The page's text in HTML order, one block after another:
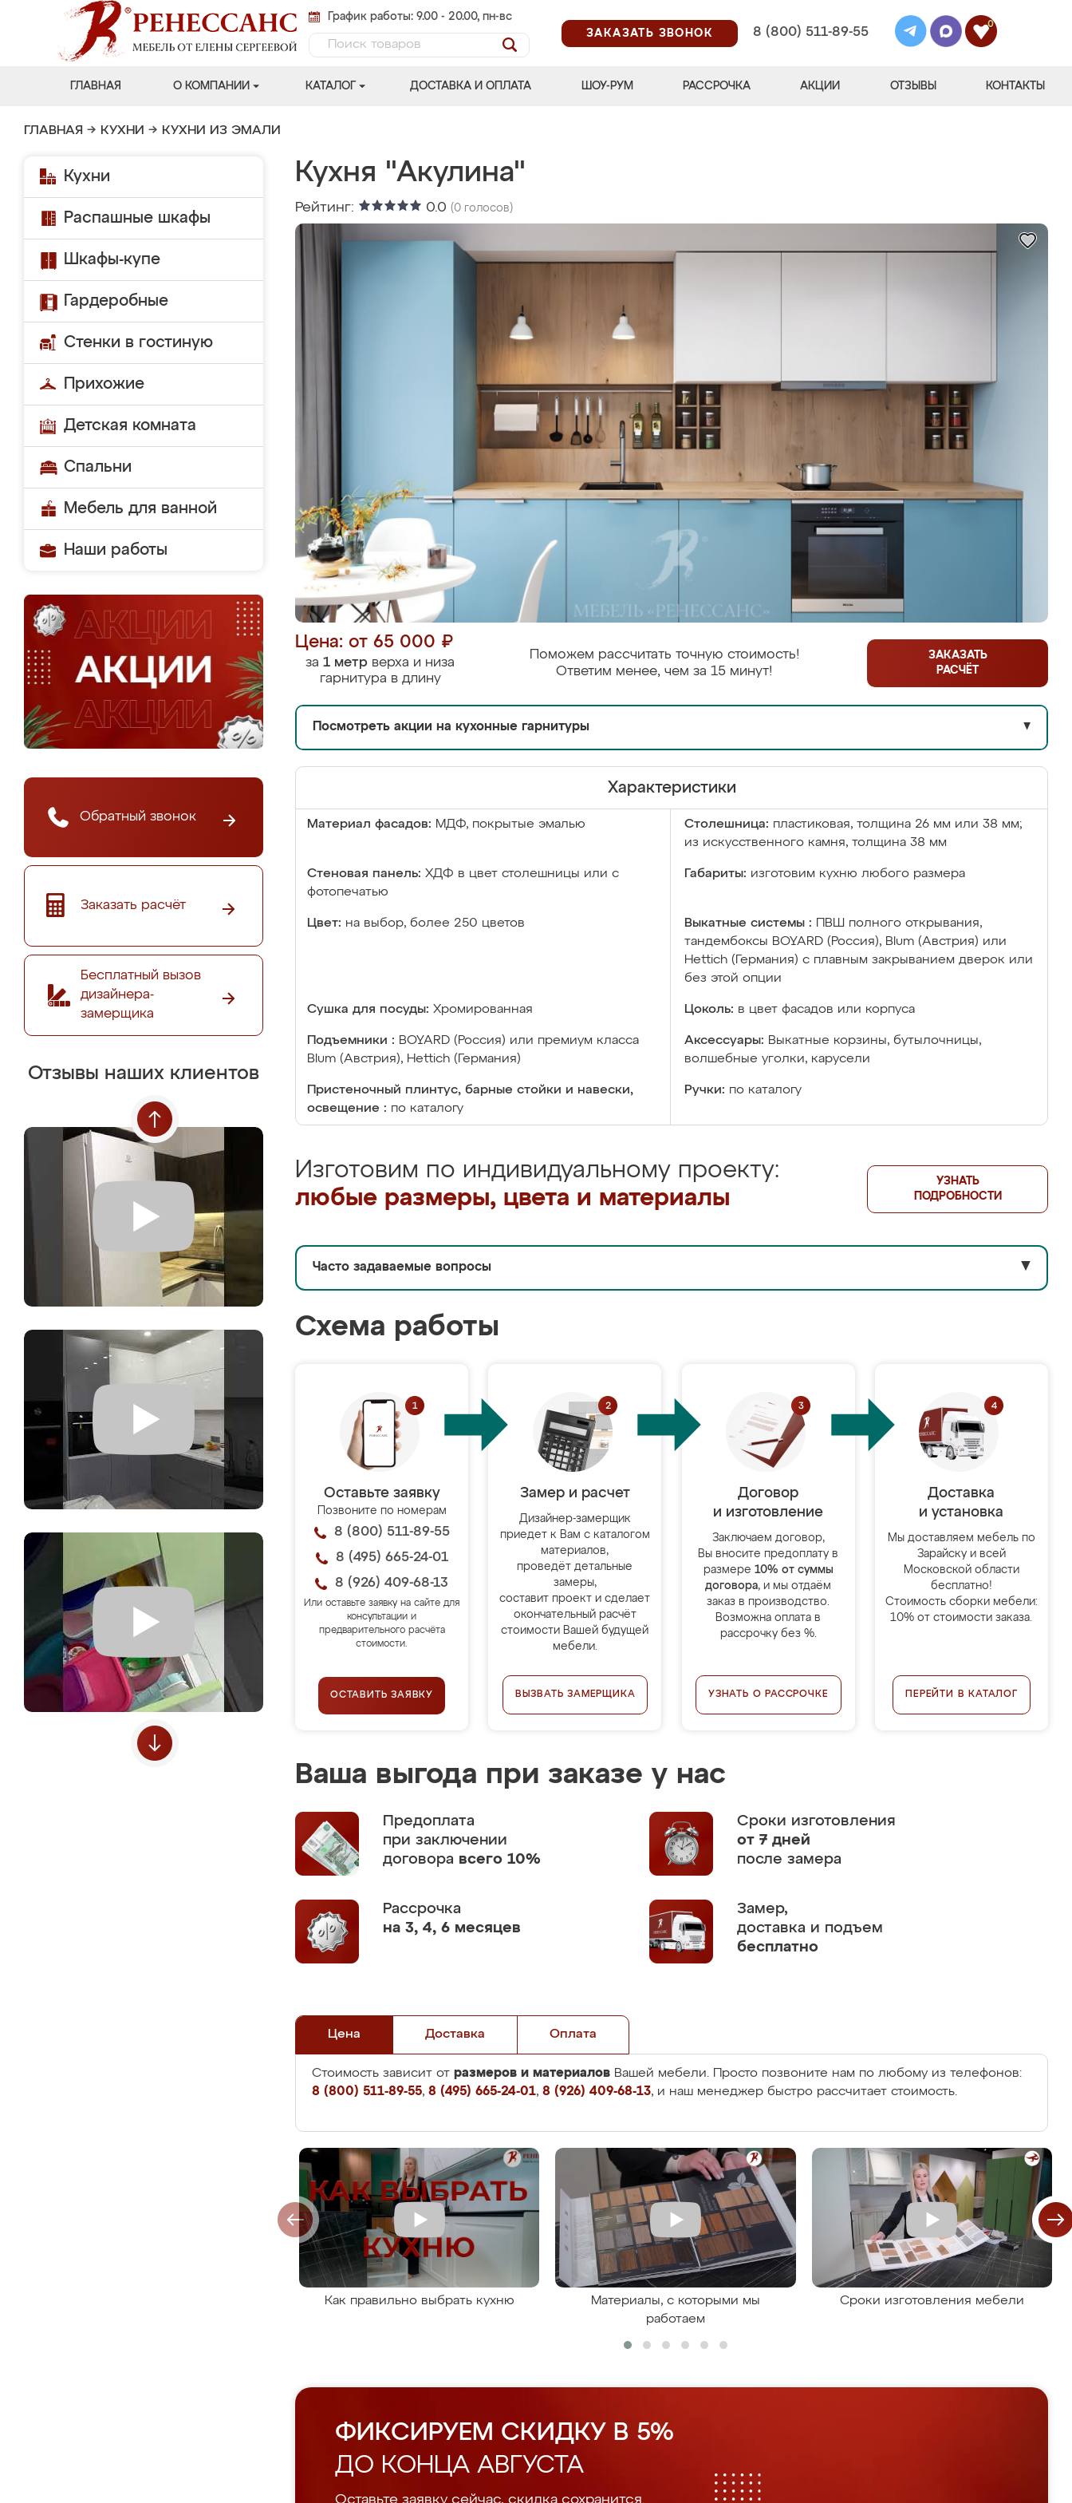
График работы: 9.00 - 20.00, пн-вс
ЗАКАЗАТЬ ЗВОНОК
8 (800) 511-89-55
0
ГЛАВНАЯ О КОМПАНИИ КАТАЛОГ ДОСТАВКА И ОПЛАТА ШОУ-РУМ РАССРОЧКА АКЦИИ ОТЗЫВЫ КОНТАКТЫ
ГЛАВНАЯ → КУХНИ → КУХНИ ИЗ ЭМАЛИ
Кухни
Распашные шкафы
Шкафы-купе
Гардеробные
Стенки в гостиную
Прихожие
Детская комната
Спальни
Мебель для ванной
Наши работы
Обратный звонок
Заказать расчёт
Бесплатный вызов
дизайнера-
замерщика
Отзывы наших клиентов
Кухня "Акулина"
Рейтинг: 0.0 (0 голосов)
Цена: от 65 000 ₽
за 1 метр верха и низа
гарнитура в длину
Поможем рассчитать точную стоимость!
Ответим менее, чем за 15 минут!
ЗАКАЗАТЬ
РАСЧЁТ
Посмотреть акции на кухонные гарнитуры ▼
Характеристики
Материал фасадов: МДФ, покрытые эмалью Столешница: пластиковая, толщина 26 мм или 38 мм;
из искусственного камня, толщина 38 мм
Стеновая панель: ХДФ в цвет столешницы или с
фотопечатью
Габариты: изготовим кухню любого размера
Цвет: на выбор, более 250 цветов Выкатные системы :
ПВШ полного открывания,
тандембоксы BOYARD (Россия), Blum (Австрия) или
Hettich (Германия) с плавным закрыванием дверок или
без этой опции
Сушка для посуды: Хромированная Цоколь: в цвет фасадов или корпуса
Подъемники : BOYARD (Россия) или премиум класса
Blum (Австрия), Hettich (Германия)
Аксессуары: Выкатные корзины, бутылочницы,
волшебные уголки, карусели
Пристеночный плинтус, барные стойки и навески,
освещение : по каталогу
Ручки: по каталогу
Изготовим по индивидуальному проекту:
любые размеры, цвета и материалы
УЗНАТЬ
ПОДРОБНОСТИ
Часто задаваемые вопросы ▼
Схема работы
Оставьте заявку
Позвоните по номерам
8 (800) 511-89-55
8 (495) 665-24-01
8 (926) 409-68-13
Или оставьте заявку на сайте для
консультации и
предварительного расчёта
стоимости.
ОСТАВИТЬ ЗАЯВКУ
Замер и расчет
Дизайнер-замерщик
приедет к Вам с каталогом
материалов,
проведёт детальные
замеры,
составит проект и сделает
окончательный расчёт
стоимости Вашей будущей
мебели.
ВЫЗВАТЬ ЗАМЕРЩИКА
Договор
и изготовление
Заключаем договор,
Вы вносите предоплату в
размере 10% от суммы
договора, и мы отдаём
заказ в производство.
Возможна оплата в
рассрочку без %.
УЗНАТЬ О РАССРОЧКЕ
Доставка
и установка
Мы доставляем мебель по
Зарайску и всей
Московской области
бесплатно!
Стоимость сборки мебели:
10% от стоимости заказа.
ПЕРЕЙТИ В КАТАЛОГ
Ваша выгода при заказе у нас
Предоплата
при заключении
договора всего 10%
Сроки изготовления
от 7 дней
после замера
Рассрочка
на 3, 4, 6 месяцев
Замер,
доставка и подъем
бесплатно
Цена Доставка Оплата
Стоимость зависит от размеров и материалов Вашей мебели. Просто позвоните нам по любому из телефонов:
8 (800) 511-89-55, 8 (495) 665-24-01, 8 (926) 409-68-13, и наш менеджер быстро рассчитает стоимость.
Как правильно выбрать кухню
Материалы, с которыми мы
работаем
Сроки изготовления мебели
ФИКСИРУЕМ СКИДКУ В 5%
ДО КОНЦА АВГУСТА
Оставьте заявку сейчас, скидка сохранится.